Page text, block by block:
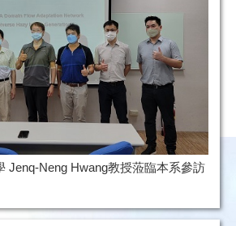
Jenq-Neng Hwang教授蒞臨本系參訪